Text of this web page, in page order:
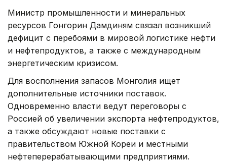
Министр промышленности и минеральных
ресурсов Гонгорин Дамдиням связал возникший
дефицит с перебоями в мировой логистике нефти
и нефтепродуктов, а также с международным
энергетическим кризисом.
Для восполнения запасов Монголия ищет
дополнительные источники поставок.
Одновременно власти ведут переговоры с
Россией об увеличении экспорта нефтепродуктов,
а также обсуждают новые поставки с
правительством Южной Кореи и местными
нефтеперерабатывающими предприятиями.